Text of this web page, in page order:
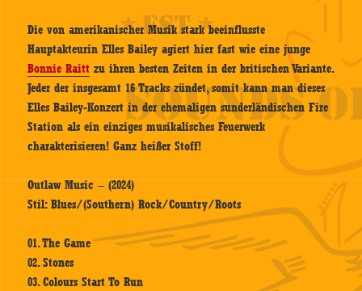
Die von amerikanischer Musik stark beeinflusste
Hauptakteurin Elles Bailey agiert hier fast wie eine junge
Bonnie Raitt zu ihren besten Zeiten in der britischen Variante.
Jeder der insgesamt 16 Tracks zündet, somit kann man dieses
Elles Bailey-Konzert in der ehemaligen sunderländischen Fire
Station als ein einziges musikalisches Feuerwerk
charakterisieren! Ganz heißer Stoff!
Outlaw Music – (2024)
Stil: Blues/(Southern) Rock/Country/Roots
01. The Game
02. Stones
03. Colours Start To Run